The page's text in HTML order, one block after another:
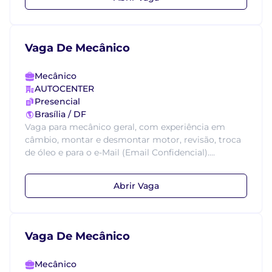
Vaga De Mecânico
Mecânico
AUTOCENTER
Presencial
Brasília / DF
Vaga para mecânico geral, com experiência em
câmbio, montar e desmontar motor, revisão, troca
de óleo e para o e-Mail (Email Confidencial)....
Abrir Vaga
Vaga De Mecânico
Mecânico